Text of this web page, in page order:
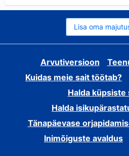
Lisa oma
Arvutiversioon
Kuidas meie sait töötab?
Halda küpsiste
Halda
Tänapäevase
Inimõiguste avaldus